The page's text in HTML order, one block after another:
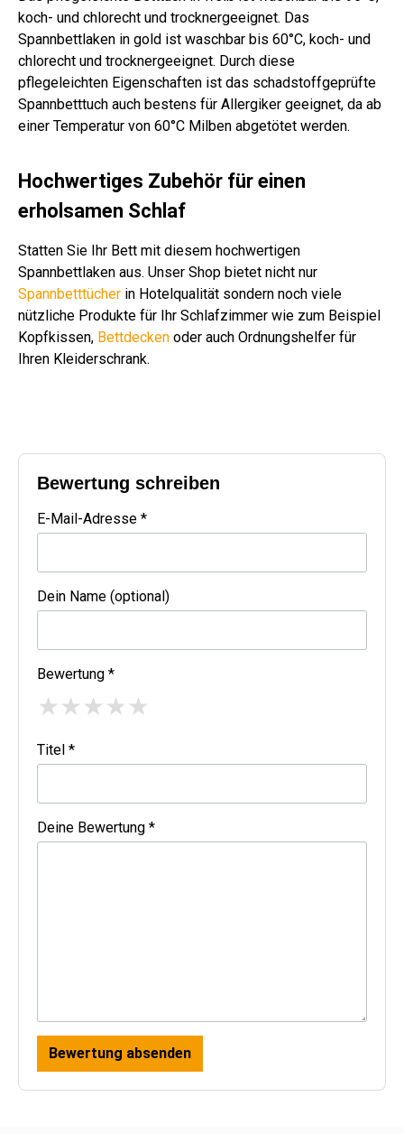
koch- und chlorecht und trocknergeeignet. Das
Spannbettlaken in gold ist waschbar bis 60°C, koch- und
chlorecht und trocknergeeignet. Durch diese
pflegeleichten Eigenschaften ist das schadstoffgeprüfte
Spannbetttuch auch bestens für Allergiker geeignet, da ab
einer Temperatur von 60°C Milben abgetötet werden.
Hochwertiges Zubehör für einen
erholsamen Schlaf
Statten Sie Ihr Bett mit diesem hochwertigen
Spannbettlaken aus. Unser Shop bietet nicht nur
Spannbetttücher in Hotelqualität sondern noch viele
nützliche Produkte für Ihr Schlafzimmer wie zum Beispiel
Kopfkissen, Bettdecken oder auch Ordnungshelfer für
Ihren Kleiderschrank.
Bewertung schreiben
E-Mail-Adresse *
Dein Name (optional)
Bewertung *
★★★★★
Titel *
Deine Bewertung *
Bewertung absenden